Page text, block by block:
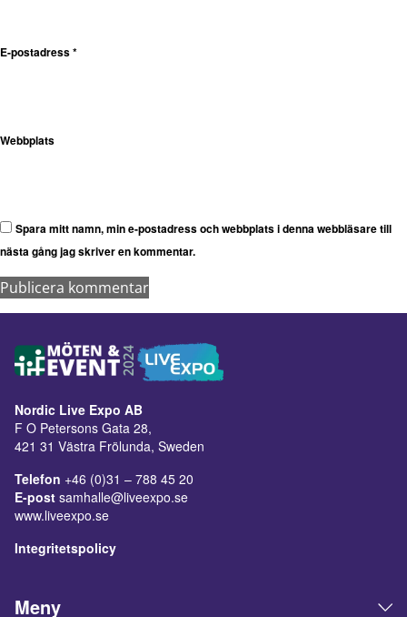
E-postadress*
Webbplats
Spara mitt namn, min e-postadress och webbplats i denna webbläsare till
nästa gång jag skriver en kommentar.
Nordic Live Expo AB
F O Petersons Gata 28,
421 31 Västra Frölunda, Sweden
Telefon +46 (0)31 – 788 45 20
E-post samhalle@liveexpo.se
www.liveexpo.se
Integritetspolicy
Meny